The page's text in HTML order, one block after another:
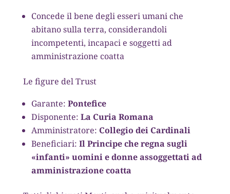
Concede il bene degli esseri umani che
abitano sulla terra, considerandoli
incompetenti, incapaci e soggetti ad
amministrazione coatta
Le figure del Trust
Garante: Pontefice
Disponente: La Curia Romana
Amministratore: Collegio dei Cardinali
Beneficiari: Il Principe che regna sugli
«infanti» uomini e donne assoggettati ad
amministrazione coatta